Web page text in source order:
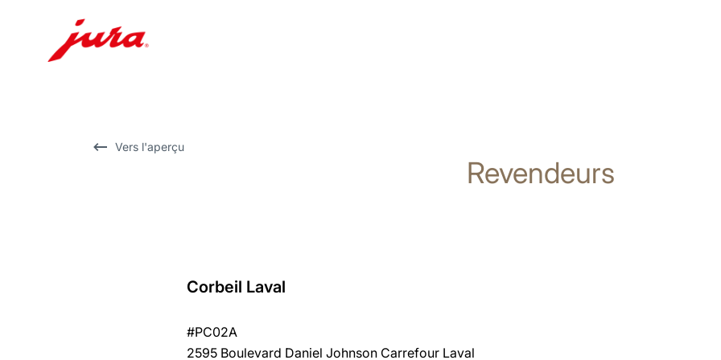
Vers l'aperçu
Revendeurs
Corbeil Laval
#PC02A
2595 Boulevard Daniel Johnson Carrefour Laval